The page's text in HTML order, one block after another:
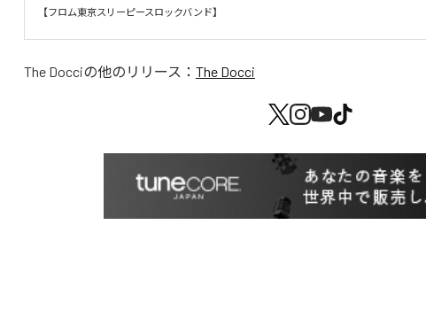
【フロム東京スリーピースロックバンド】
The Docciの他のリリース： The Docci